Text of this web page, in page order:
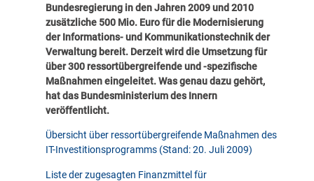
Bundesregierung in den Jahren 2009 und 2010
zusätzliche 500 Mio.Euro für die Modernisierung
der Informations- und Kommunikationstechnik der
Verwaltung bereit. Derzeit wird die Umsetzung für
über 300 ressortübergreifende und -spezifische
Maßnahmen eingeleitet. Was genau dazu gehört,
hat das Bundesministerium des Innern
veröffentlicht.
Übersicht über ressortübergreifende Maßnahmen des
IT-Investitionsprogramms (Stand: 20. Juli 2009)
Liste der zugesagten Finanzmittel für